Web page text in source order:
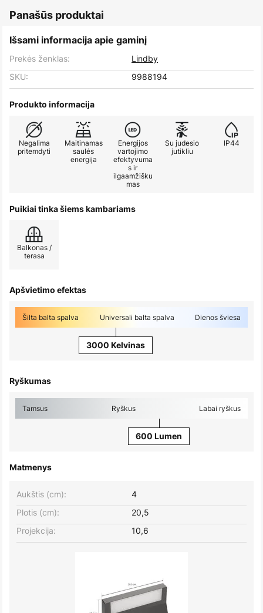
Panašūs produktai
Išsami informacija apie gaminį
Prekės ženklas:
Lindby
SKU:
9988194
Produkto informacija
Negalima
pritemdyti
Maitinamas
saulės
energija
Energijos
vartojimo
efektyvuma
s ir
ilgaamžišku
mas
Su judesio
jutikliu
IP44
Puikiai tinka šiems kambariams
Balkonas /
terasa
Apšvietimo efektas
Šilta balta spalva Universali balta spalva Dienos šviesa
3000 Kelvinas
Ryškumas
Tamsus Ryškus Labai ryškus
600 Lumen
Matmenys
Plotis (cm): 20,5
Aukštis (cm): 4
Projekcija: 10,6